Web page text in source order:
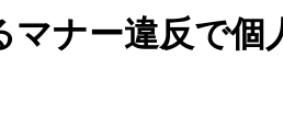
ナー違反で個